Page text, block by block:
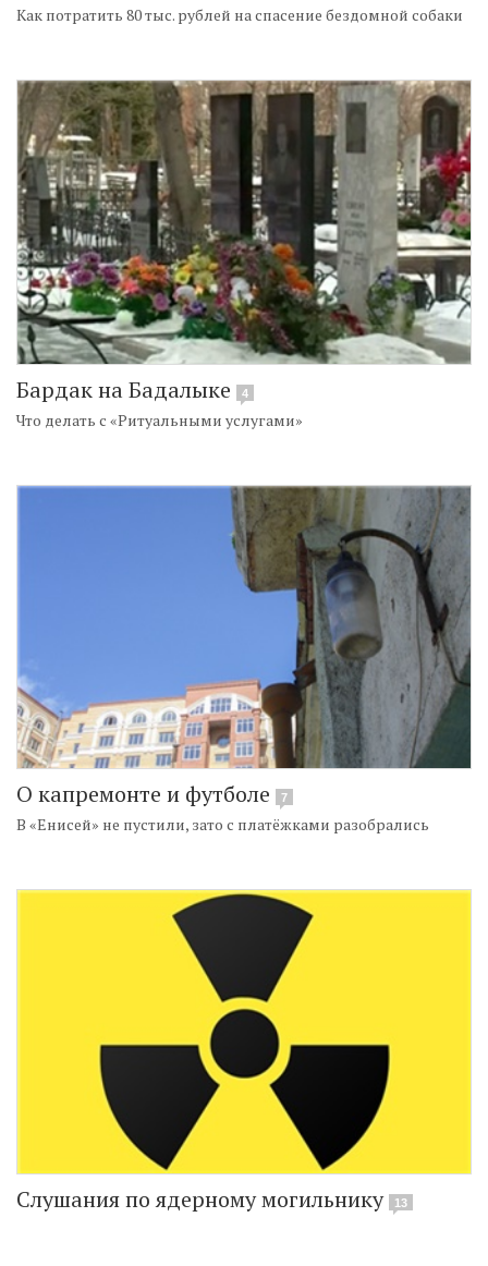
Как потратить 80 тыс. рублей на спасение бездомной собаки
Бардак на Бадалыке 4
Что делать с «Ритуальными услугами»
О капремонте и футболе 7
В «Енисей» не пустили, зато с платёжками разобрались
Слушания по ядерному могильнику 13